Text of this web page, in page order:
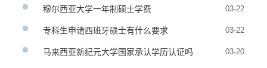
穆尔西亚大学一年制硕士学费 03-22
专科生申请西班牙硕士有什么要求 03-22
马来西亚新纪元大学国家承认学历认证吗 03-20